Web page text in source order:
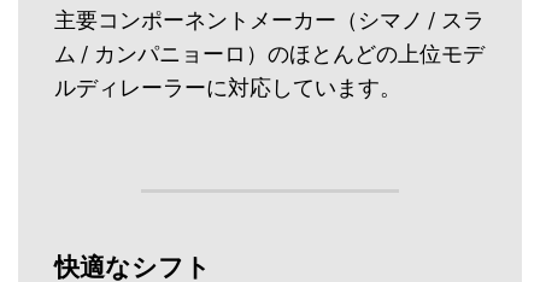
主要コンポーネントメーカー（シマノ / スラ
ム / カンパニョーロ）のほとんどの上位モデ
ルディレーラーに対応しています。
快適なシフト